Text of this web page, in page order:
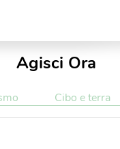
Agisci Ora
Cibo e terra